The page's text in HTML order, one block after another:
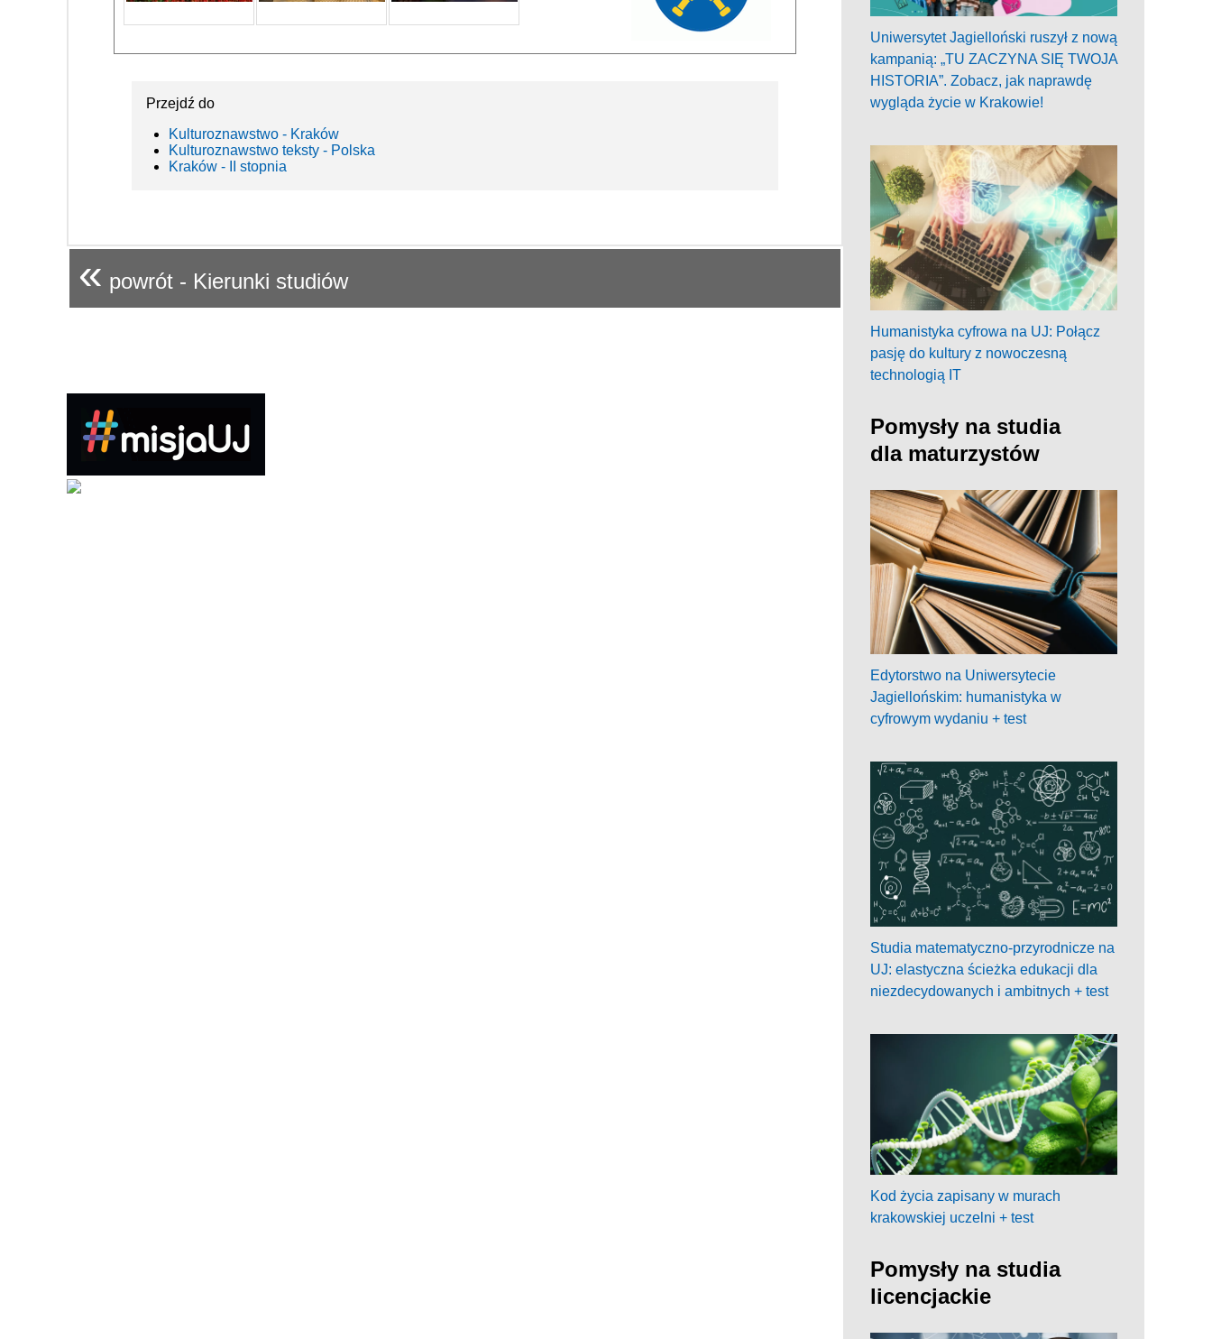
Przejdź do
Kulturoznawstwo - Kraków
Kulturoznawstwo teksty - Polska
Kraków - II stopnia
« powrót - Kierunki studiów
Uniwersytet Jagielloński ruszył z nową
kampanią: „TU ZACZYNA SIĘ TWOJA
HISTORIA”. Zobacz, jak naprawdę
wygląda życie w Krakowie!
Humanistyka cyfrowa na UJ: Połącz
pasję do kultury z nowoczesną
technologią IT
Pomysły na studia
dla maturzystów
Edytorstwo na Uniwersytecie
Jagiellońskim: humanistyka w
cyfrowym wydaniu + test
Studia matematyczno-przyrodnicze na
UJ: elastyczna ścieżka edukacji dla
niezdecydowanych i ambitnych + test
Kod życia zapisany w murach
krakowskiej uczelni + test
Pomysły na studia
licencjackie